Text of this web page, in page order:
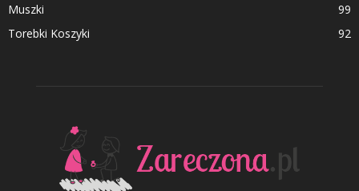
Muszki
99
Torebki Koszyki
92